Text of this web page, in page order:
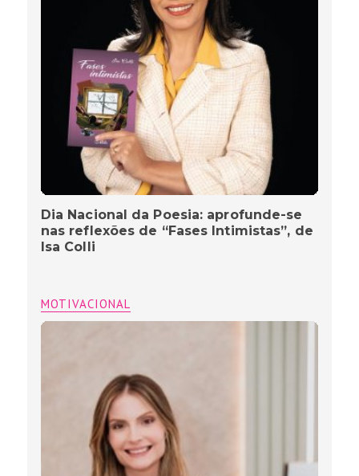
Dia Nacional da Poesia: aprofunde-se
nas reflexões de “Fases Intimistas”, de
Isa Colli
MOTIVACIONAL